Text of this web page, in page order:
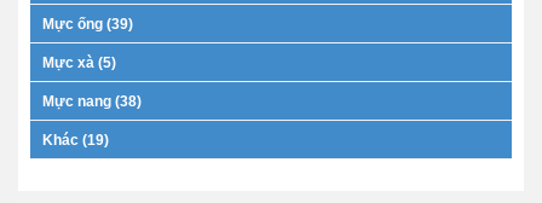
Mực ống (39)
Mực xà (5)
Mực nang (38)
Khác (19)